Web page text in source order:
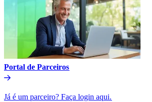
Portal de Parceiros​​
Já é um parceiro? Faça login aqui.​​